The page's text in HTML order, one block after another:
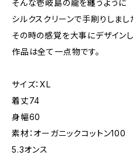
そんな壱岐島の龍を纏うように
シルクスクリーンで手刷りしまし
その時の感覚を大事にデザイン
作品は全て一点物です。
サイズ：XL
着丈74
身幅60
素材：オーガニックコットン100
5.3オンス